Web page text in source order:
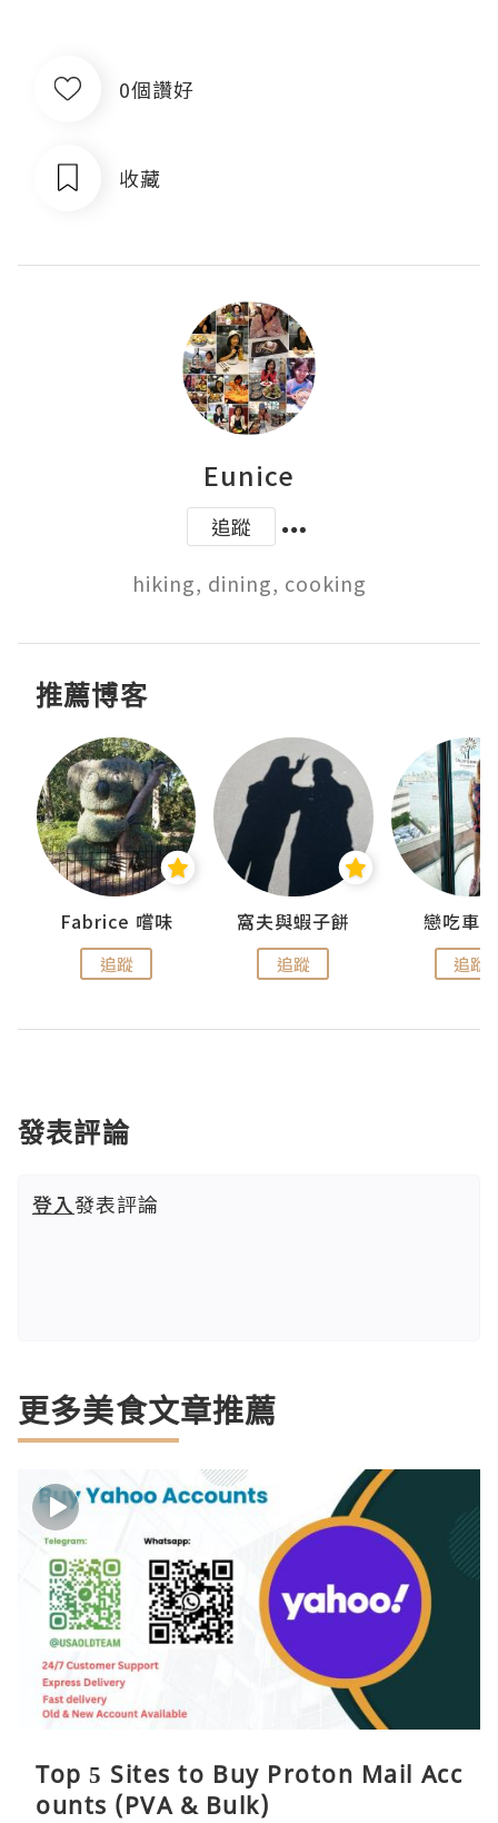
0個讚好
收藏
Eunice
追蹤
hiking, dining, cooking
推薦博客
Fabrice 嚐味
追蹤
窩夫與蝦子餅
追蹤
戀吃車
追蹤
發表評論
登入發表評論
更多美食文章推薦
Top 5 Sites to Buy Proton Mail Acc
ounts (PVA & Bulk)